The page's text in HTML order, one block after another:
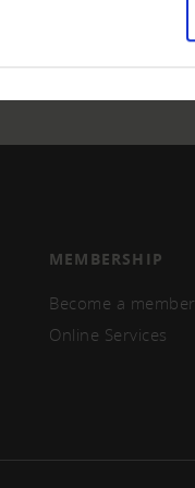
MEMBERSHIP
Become a member
Online Services